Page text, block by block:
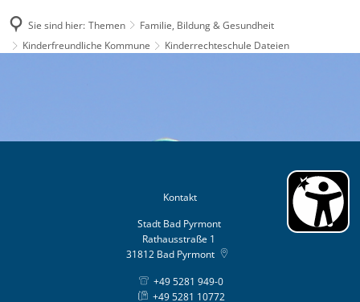
Sie sind hier: Themen
Familie, Bildung & Gesundheit
Kinderfreundliche Kommune
Kinderrechteschule Dateien
Kontakt
Stadt Bad Pyrmont
Rathausstraße 1
31812 Bad Pyrmont
+49 5281 949-0
+49 5281 10772